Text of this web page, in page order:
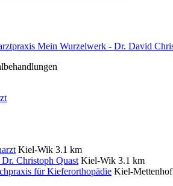
Kiel-Wik 3.1 km
Christoph Quast Kiel-Wik 3.1 km
für Kieferorthopädie Kiel-Mettenhof